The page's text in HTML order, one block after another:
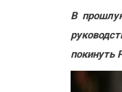
В
покинуть